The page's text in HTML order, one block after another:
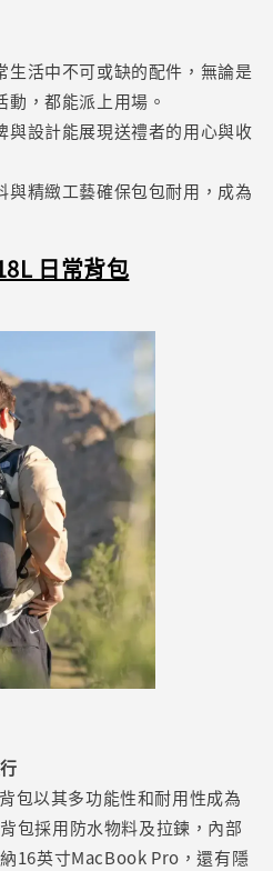
生活中不可或缺的配件，無論是
，都能派上用場。
與設計能展現送禮者的用心與收
與精緻工藝確保包包耐用，成為
日常背包
包以其多功能性和耐用性成為
包採用防水物料及拉鍊，內部
16英寸MacBook Pro，還有隱